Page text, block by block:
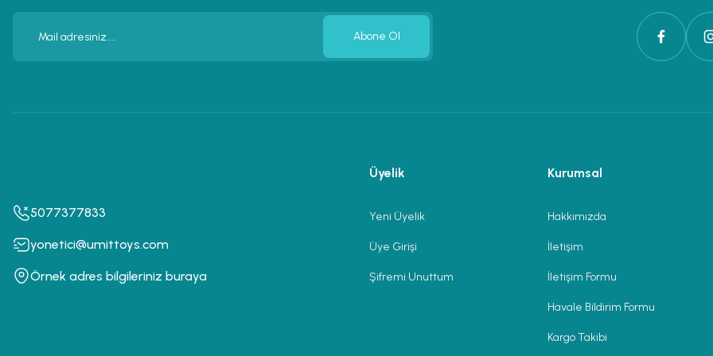
Abone Ol
5077377833
yonetici@umittoys.com
Örnek adres bilgileriniz buraya
Üyelik
Yeni Üyelik
Üye Girişi
Şifremi Unuttum
Kurumsal
Hakkımızda
İletişim
İletişim Formu
Havale Bildirim Formu
Kargo Takibi